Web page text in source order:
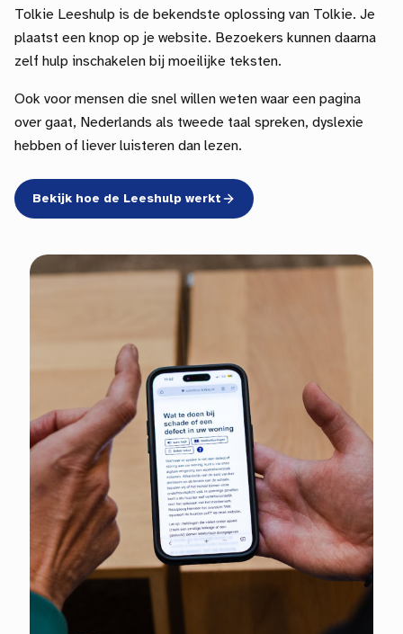
Tolkie Leeshulp is de bekendste oplossing van Tolkie. Je
plaatst een knop op je website. Bezoekers kunnen daarna
zelf hulp inschakelen bij moeilijke teksten.
Ook voor mensen die snel willen weten waar een pagina
over gaat, Nederlands als tweede taal spreken, dyslexie
hebben of liever luisteren dan lezen.
Bekijk hoe de Leeshulp werkt